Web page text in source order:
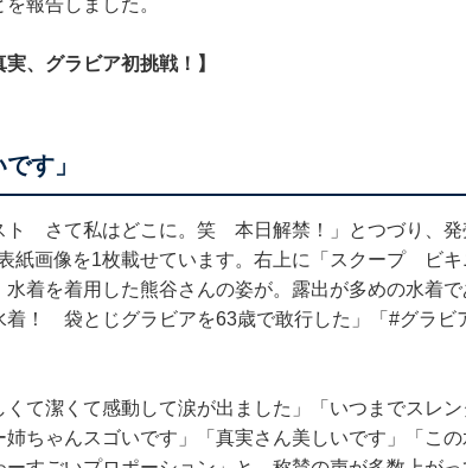
報告しました。
、グラビア初挑戦！】
す」
ト さて私はどこに。笑 本日解禁！」とつづり、発
紙画像を1枚載せています。右上に「スクープ ビ
水着を着用した熊谷さんの姿が。露出が多めの水着
着！ 袋とじグラビアを63歳で敢行した」「#グラビ
くて潔くて感動して涙が出ました」「いつまでスレ
姉ちゃんスゴいです」「真実さん美しいです」「こ